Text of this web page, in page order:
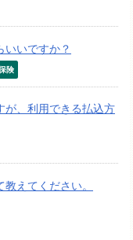
いいですか？
険
が、利用できる払込方
えてください。